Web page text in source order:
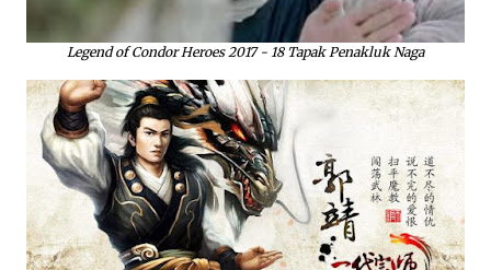
Legend of Condor Heroes 2017 - 18 Tapak Penakluk Naga